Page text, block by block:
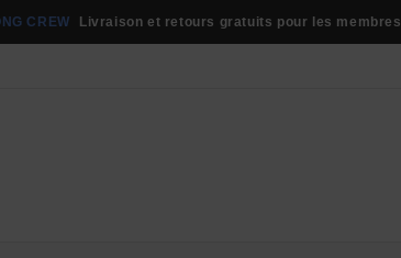
CREW Livraison et retours gratuits pour les membres